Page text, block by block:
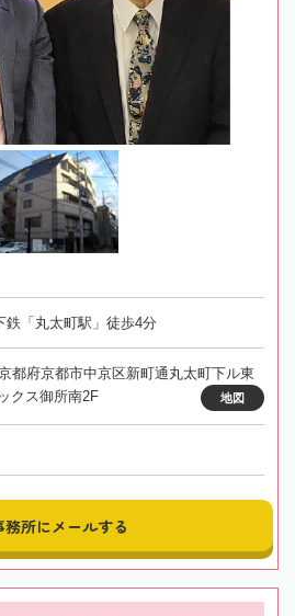
鉄「丸太町駅」徒歩4分
都府京都市中京区新町通丸太町下ル東
クス御所南2F
地図
務所にメールする